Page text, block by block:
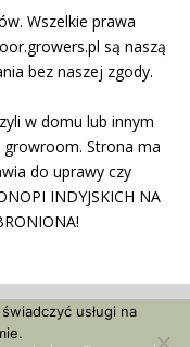
Wszelkie prawa
są naszą
bez naszej zgody.
w domu lub innym
Strona ma
do uprawy czy
INDYJSKICH NA
usługi na